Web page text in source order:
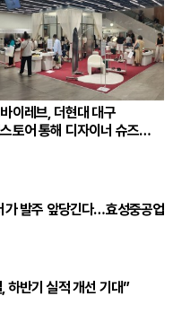
이레브, 더현대 대구
토어 통해 디자이너 슈즈
가 발주 앞당긴다…효성중공업
하반기 실적 개선 기대”